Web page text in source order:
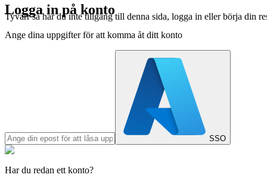
Tyvärr så har du inte tillgång till denna sida, logga in eller börja din
Logga in på konto
Ange dina uppgifter för att komma åt ditt konto
SSO
Har du redan ett konto?